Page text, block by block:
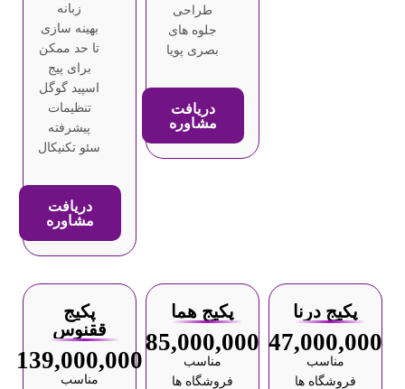
طراحی
جلوه های
بصری پویا
دریافت
مشاوره
زبانه
بهینه سازی
تا حد ممکن
برای پیج
اسپید گوگل
تنظیمات
پیشرفته
سئو تکنیکال
دریافت
مشاوره
پکیج درنا
47,000,000
مناسب
فروشگاه ها
پکیج هما
85,000,000
مناسب
فروشگاه ها
پکیج
ققنوس
139,000,000
مناسب